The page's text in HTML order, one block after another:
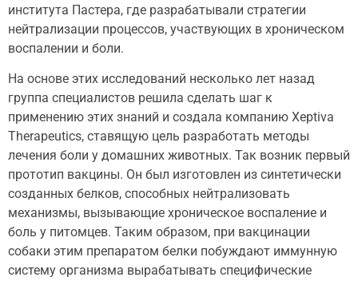
института Пастера, где разрабатывали стратегии
нейтрализации процессов, участвующих в хроническом
воспалении и боли.
На основе этих исследований несколько лет назад
группа специалистов решила сделать шаг к
применению этих знаний и создала компанию Xeptiva
Therapeutics, ставящую цель разработать методы
лечения боли у домашних животных. Так возник первый
прототип вакцины. Он был изготовлен из синтетически
созданных белков, способных нейтрализовать
механизмы, вызывающие хроническое воспаление и
боль у питомцев. Таким образом, при вакцинации
собаки этим препаратом белки побуждают иммунную
систему организма вырабатывать специфические